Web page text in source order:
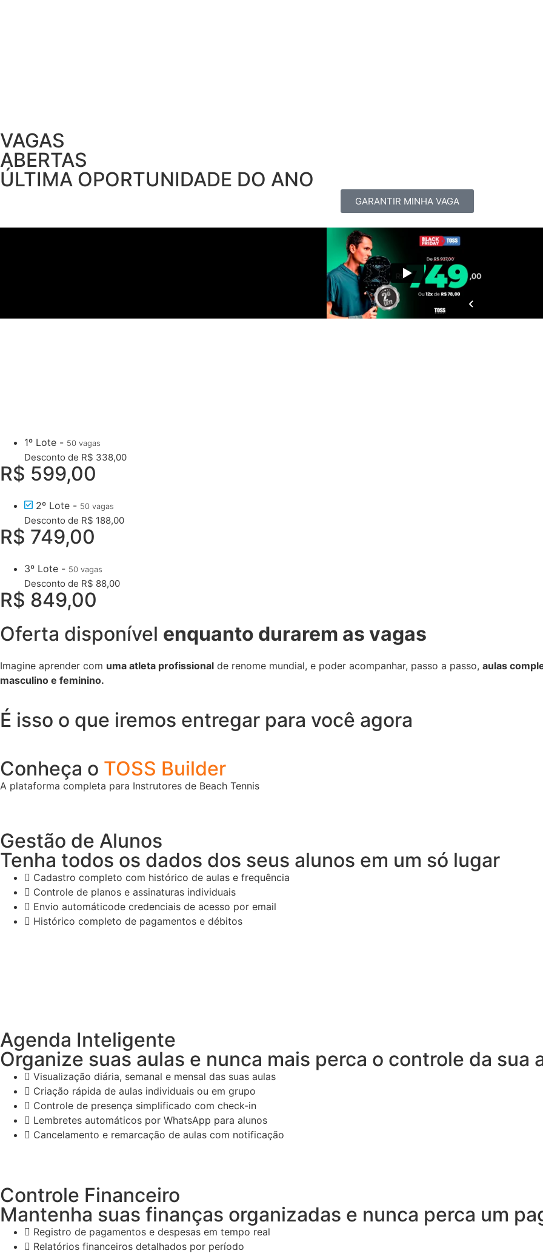
VAGAS
ABERTAS
ÚLTIMA OPORTUNIDADE DO ANO
GARANTIR MINHA VAGA
1º Lote - 50 vagas
Desconto de R$ 338,00
R$ 599,00
2º Lote - 50 vagas
Desconto de R$ 188,00
R$ 749,00
3º Lote - 50 vagas
Desconto de R$ 88,00
R$ 849,00
Oferta disponível enquanto durarem as vagas
Imagine aprender com uma atleta profissional de renome mundial, e poder acompanhar, passo a passo, aulas
masculino e feminino.
É isso o que iremos entregar para você agora
Conheça o TOSS Builder
A plataforma completa para Instrutores de Beach Tennis
Gestão de Alunos
Tenha todos os dados dos seus alunos em um só lugar
Cadastro completo com histórico de aulas e frequência
Controle de planos e assinaturas individuais
Envio automáticode credenciais de acesso por email
Histórico completo de pagamentos e débitos
Agenda Inteligente
Organize suas aulas e nunca mais perca o controle da sua
Visualização diária, semanal e mensal das suas aulas
Criação rápida de aulas individuais ou em grupo
Controle de presença simplificado com check-in
Lembretes automáticos por WhatsApp para alunos
Cancelamento e remarcação de aulas com notificação
Controle Financeiro
Mantenha suas finanças organizadas e nunca perca um
Registro de pagamentos e despesas em tempo real
Relatórios financeiros detalhados por período